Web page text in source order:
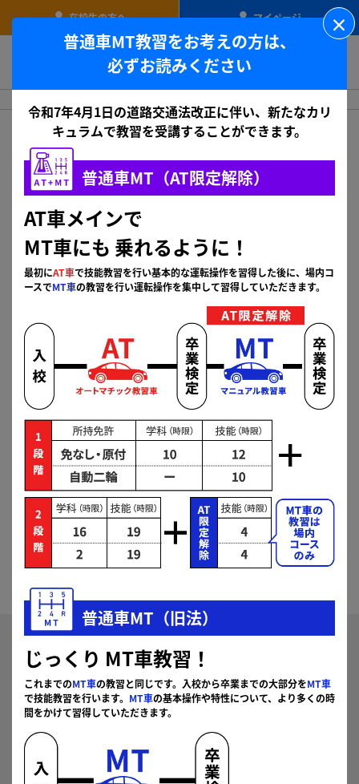
在校生の方へ マイページ
沼津校
プランを探す
大学・短大・専門学校・高校生の方へ
大学・短大・専門学生・高校生の方は
学校専用プランがある場合がございま
す。 申し込む前に、ぜひ一度お問い合
わせください。
静岡県自動車学校沼津校からのお知らせ
このたびは、当校へのご入校をご検討いただき、誠にあり
がとうございます。
8月から9月中旬までは、技能教習の予約が大変混み合
い、ご希望どおりに予約をお取りいただけない場合がござ
います。
そのため、ご希望の日時を指定して技能教習をご予約いた
だくことはできませんので、あらかじめご了承ください。
お客様にはご不便をお掛けいたしますが、上記内容をご理
解・ご承諾いただける場合に限り、お申し込み手続きをお
願いいたします。
免許の種類を選択
普通車MT（AT限定解
除） 普通車MT（旧法）
普通車ＡＴ
AT限定解除と旧法の違いについて
×
普通車MT教習をお考えの方は、
必ずお読みください
令和7年4月1日の道路交通法改正に伴い、新たなカリ
キュラムで教習を受講することができます。
普通車MT（AT限定解除）
AT車メインで
MT車にも 乗れるように！
最初にAT車で技能教習を行い基本的な運転操作を習得した後に、場内コ
ースでMT車の教習を行い運転操作を集中して習得していただきます。
普通車MT（旧法）
じっくり MT車教習！
これまでのMT車の教習と同じです。入校から卒業までの大部分をMT車
で技能教習を行います。 MT車の基本操作や特性について、より多くの時
間をかけて習得していただきます。